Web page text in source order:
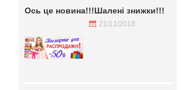
Ось це новина!!!Шалені знижки!!!
21/11/2018